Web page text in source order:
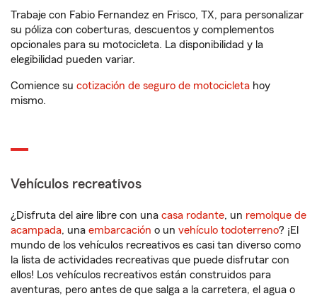
Trabaje con Fabio Fernandez en Frisco, TX, para personalizar
su póliza con coberturas, descuentos y complementos
opcionales para su motocicleta. La disponibilidad y la
elegibilidad pueden variar.
Comience su cotización de seguro de motocicleta hoy
mismo.
Vehículos recreativos
¿Disfruta del aire libre con una casa rodante, un remolque de
acampada, una embarcación o un vehículo todoterreno? ¡El
mundo de los vehículos recreativos es casi tan diverso como
la lista de actividades recreativas que puede disfrutar con
ellos! Los vehículos recreativos están construidos para
aventuras, pero antes de que salga a la carretera, el agua o